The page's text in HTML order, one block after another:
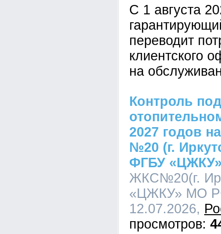
С 1 августа
переводит
клиентского
на
Контроль
2027 годов
№20 (г.
ФГБУ
ЖКС№20(г.
«ЦЖКУ» МО
12.07.2026,